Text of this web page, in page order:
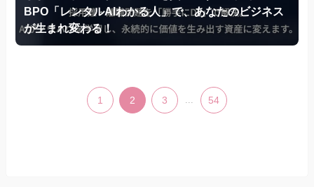
BPO「レンタルAIわかる人」で、あなたのビジネス
が生まれ変わる！
1 2 3 54